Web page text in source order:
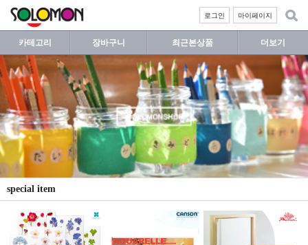
마이페이지
로그인
카테고리 장바구니 최근본상품 더보기
special item